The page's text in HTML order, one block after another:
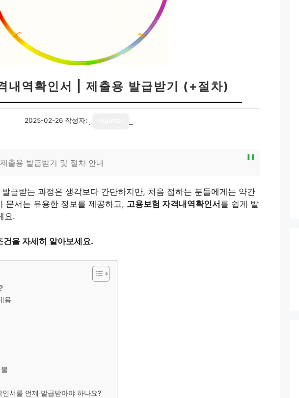
내역확인서 | 제출용 발급받기 (+절차)
2025-02-26 작성자:
출용 발급받기 및 절차 안내
급받는 과정은 생각보다 간단하지만, 처음 접하는 분들에게는 약간
문서는 유용한 정보를 제공하고, 고용보험 자격내역확인서 를 쉽게 발
요.
을 자세히 알아보세요.
용
서를 언제 발급받아야 하나요?